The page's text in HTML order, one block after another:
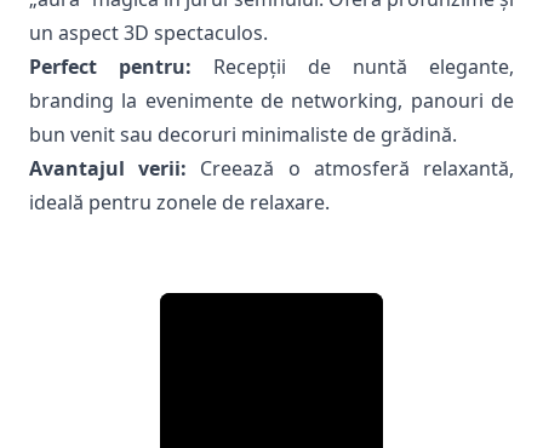
un aspect 3D spectaculos.
Perfect pentru: Recepții de nuntă elegante,
branding la evenimente de networking, panouri de
bun venit sau decoruri minimaliste de grădină.
Avantajul verii: Creează o atmosferă relaxantă,
ideală pentru zonele de relaxare.